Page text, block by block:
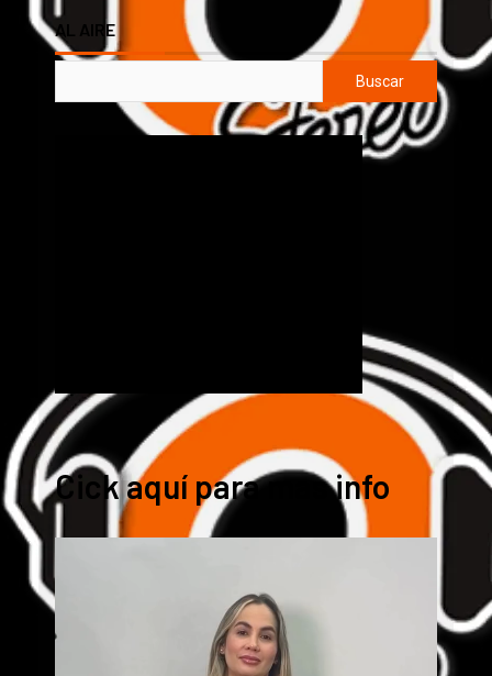
AL AIRE
Buscar
Cick aquí para mas info